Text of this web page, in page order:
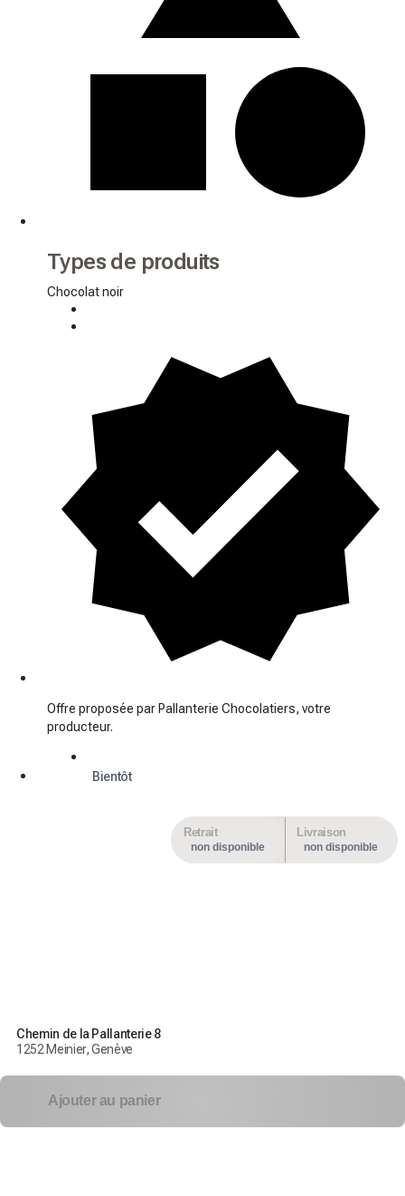
Types de produits
Chocolat noir
Offre proposée par Pallanterie Chocolatiers, votre
producteur.
Bientôt
Retrait
non disponible
Livraison
non disponible
Chemin de la Pallanterie 8
1252 Meinier, Genève
Ajouter au panier